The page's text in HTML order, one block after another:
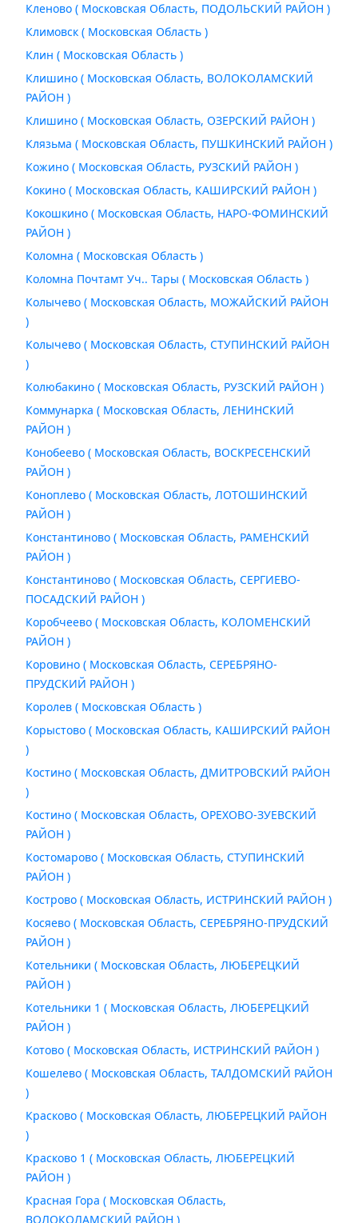
Кленово ( Московская Область, ПОДОЛЬСКИЙ РАЙОН )
Климовск ( Московская Область )
Клин ( Московская Область )
Клишино ( Московская Область, ВОЛОКОЛАМСКИЙ
РАЙОН )
Клишино ( Московская Область, ОЗЕРСКИЙ РАЙОН )
Клязьма ( Московская Область, ПУШКИНСКИЙ РАЙОН )
Кожино ( Московская Область, РУЗСКИЙ РАЙОН )
Кокино ( Московская Область, КАШИРСКИЙ РАЙОН )
Кокошкино ( Московская Область, НАРО-ФОМИНСКИЙ
РАЙОН )
Коломна ( Московская Область )
Коломна Почтамт Уч.. Тары ( Московская Область )
Колычево ( Московская Область, МОЖАЙСКИЙ РАЙОН
)
Колычево ( Московская Область, СТУПИНСКИЙ РАЙОН
)
Колюбакино ( Московская Область, РУЗСКИЙ РАЙОН )
Коммунарка ( Московская Область, ЛЕНИНСКИЙ
РАЙОН )
Конобеево ( Московская Область, ВОСКРЕСЕНСКИЙ
РАЙОН )
Коноплево ( Московская Область, ЛОТОШИНСКИЙ
РАЙОН )
Константиново ( Московская Область, РАМЕНСКИЙ
РАЙОН )
Константиново ( Московская Область, СЕРГИЕВО-
ПОСАДСКИЙ РАЙОН )
Коробчеево ( Московская Область, КОЛОМЕНСКИЙ
РАЙОН )
Коровино ( Московская Область, СЕРЕБРЯНО-
ПРУДСКИЙ РАЙОН )
Королев ( Московская Область )
Корыстово ( Московская Область, КАШИРСКИЙ РАЙОН
)
Костино ( Московская Область, ДМИТРОВСКИЙ РАЙОН
)
Костино ( Московская Область, ОРЕХОВО-ЗУЕВСКИЙ
РАЙОН )
Костомарово ( Московская Область, СТУПИНСКИЙ
РАЙОН )
Кострово ( Московская Область, ИСТРИНСКИЙ РАЙОН )
Косяево ( Московская Область, СЕРЕБРЯНО-ПРУДСКИЙ
РАЙОН )
Котельники ( Московская Область, ЛЮБЕРЕЦКИЙ
РАЙОН )
Котельники 1 ( Московская Область, ЛЮБЕРЕЦКИЙ
РАЙОН )
Котово ( Московская Область, ИСТРИНСКИЙ РАЙОН )
Кошелево ( Московская Область, ТАЛДОМСКИЙ РАЙОН
)
Красково ( Московская Область, ЛЮБЕРЕЦКИЙ РАЙОН
)
Красково 1 ( Московская Область, ЛЮБЕРЕЦКИЙ
РАЙОН )
Красная Гора ( Московская Область,
ВОЛОКОЛАМСКИЙ РАЙОН )